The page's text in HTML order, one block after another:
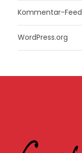
Kommentar-Feed
WordPress.org